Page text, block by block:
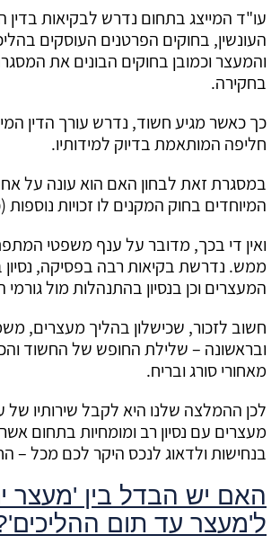
עו"ד המייצג בתחום נדרש לבקיאות בדין
העונשין, בחוקים הפרטנים העוסקים
והמעצר וכמובן בחוקים הבונים את
בחקירה.
כך כאשר מגיע חשוד, נדרש עורך הדין
חליפה המותאמת בדיוק למידותיו.
במסגרת זאת לבחון האם הוא עונה על
המיוחדים בחוק המקנים לו זכויות
ואין די בכך, מדובר על ענף משפטי
ממש. נדרשת בקיאות רבה בפסיקה, נסיון
המעצרים וכן בנסיון בהתנהלות מול
חשוב לזכור, שכישלון בהליך מעצרים,
ובראשונה – שלילת החופש של החשוד
מאחורי סורג ובריח.
לכן ההמלצה שלנו היא לקבל שירותיו של
מעצרים עם נסיון רב ומומחיות בתחום אשר
בנחישות ולדאוג לנכס היקר לכם מכל –
האם יש הבדל בין 'מעצר
ל'מעצר עד תום